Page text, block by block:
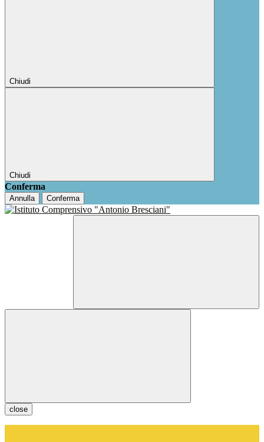
Chiudi
Chiudi
Conferma
Annulla Conferma
close